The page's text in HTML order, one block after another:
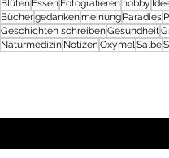
Blüten Essen Fotografieren hobby
Büchergedankenmeinung Paradies
Geschichten schreibenGesundheit
Naturmedizin NotizenOxymelSalbe